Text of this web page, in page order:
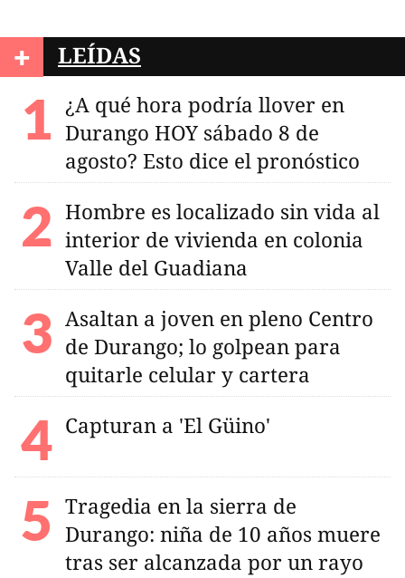
+ LEÍDAS
¿A qué hora podría llover en
Durango HOY sábado 8 de
agosto? Esto dice el pronóstico
Hombre es localizado sin vida al
interior de vivienda en colonia
Valle del Guadiana
Asaltan a joven en pleno Centro
de Durango; lo golpean para
quitarle celular y cartera
Capturan a 'El Güino'
Tragedia en la sierra de
Durango: niña de 10 años muere
tras ser alcanzada por un rayo